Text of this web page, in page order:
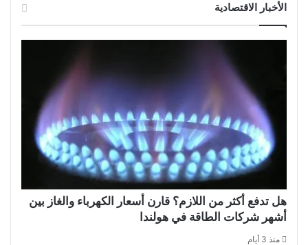
الأخبار الاقتصادية
هل تدفع أكثر من اللازم؟ قارن أسعار الكهرباء والغاز بين
أشهر شركات الطاقة في هولندا
منذ 3 أيام